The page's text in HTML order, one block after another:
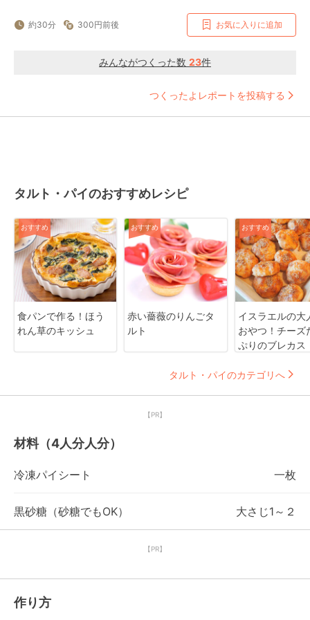
約30分 300円前後 お気に入りに追加
みんながつくった数 23件
つくったよレポートを投稿する
タルト・パイのおすすめレシピ
おすすめ
食パンで作る！ほう
れん草のキッシュ
おすすめ
赤い薔薇のりんごタ
ルト
おすすめ
イスラエルの大
おやつ！チーズ
ぷりのブレカス
タルト・パイのカテゴリへ
【PR】
材料（4人分人分）
冷凍パイシート 一枚
黒砂糖（砂糖でもOK） 大さじ1～２
【PR】
作り方